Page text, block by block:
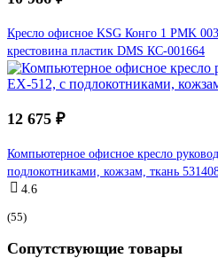
Кресло офисное KSG Конго 1 PMK
крестовина пластик DMS КС-001664
12 675 ₽
Компьютерное офисное кресло
подлокотниками, кожзам, ткань
4.6
(55)
Сопутствующие товары